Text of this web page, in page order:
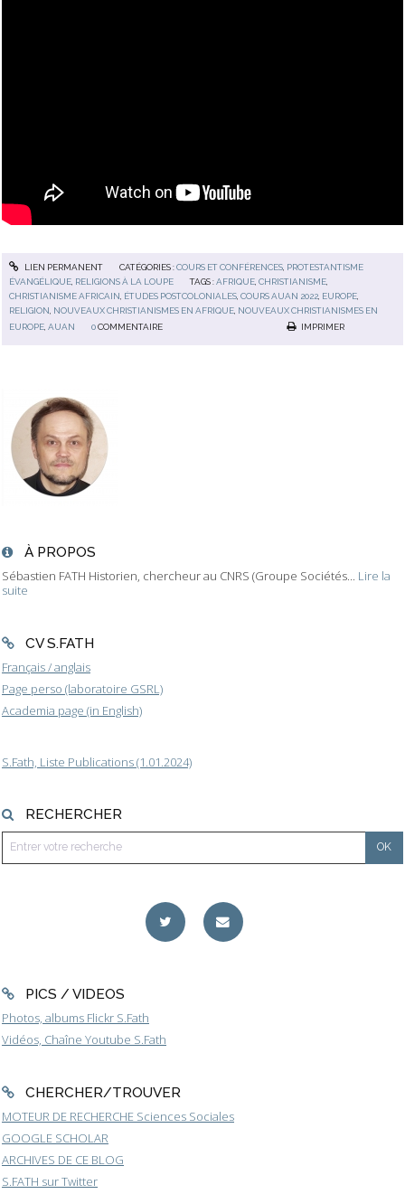
À PROPOS
Sébastien FATH Historien, chercheur au CNRS (Groupe Sociétés... Lire la
suite
CV S.FATH
Français / anglais
Page perso (laboratoire GSRL)
Academia page (in English)
S.Fath, Liste Publications (1.01.2024)
RECHERCHER
PICS / VIDEOS
Photos, albums Flickr S.Fath
Vidéos, Chaîne Youtube S.Fath
CHERCHER/TROUVER
MOTEUR DE RECHERCHE Sciences Sociales
GOOGLE SCHOLAR
ARCHIVES DE CE BLOG
S.FATH sur Twitter
LIEN PERMANENT CATÉGORIES :COURS ET CONFÉRENCES, PROTESTANTISME
ÉVANGÉLIQUE RELIGIONS À LA LOUPE TAGS :AFRIQUE ,CHRISTIANISME
CHRISTIANISME AFRICAIN ÉTUDES POSTCOLONIALES ,COURS AUAN 2022 EUROPE
RELIGION NOUVEAUX CHRISTIANISMES EN AFRIQUE NOUVEAUX CHRISTIANISMES EN
EUROPE,AUAN 0 COMMENTAIRE IMPRIMER